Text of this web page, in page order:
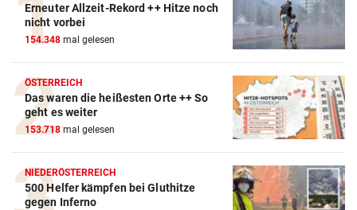
Erneuter Allzeit-Rekord ++ Hitze noch
nicht vorbei
154.348 mal gelesen
ÖSTERREICH
Das waren die heißesten Orte ++ So
geht es weiter
153.718 mal gelesen
NIEDERÖSTERREICH
500 Helfer kämpfen bei Gluthitze
gegen Inferno